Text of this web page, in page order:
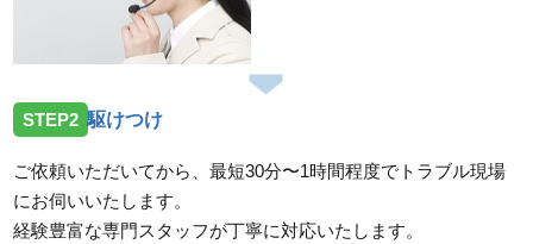
STEP2 駆けつけ
ご依頼いただいてから、最短30分〜1時間程度でトラブル現場
にお伺いいたします。
経験豊富な専門スタッフが丁寧に対応いたします。